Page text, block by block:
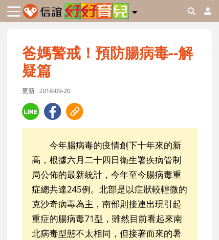
爸媽警戒！預防腸病毒--解
疑篇
更新 : 2018-09-20
今年腸病毒的疫情創下十年來的新
高，根據六月二十四日衛生署疾病管制
局公佈的最新統計，今年至今腸病毒重
症總共達245例。北部是以症狀較輕微的
克沙奇病毒為主，南部則接連出現引起
重症的腸病毒71型，雖然目前看起來南
北病毒型態不太相同，但接著而來的暑